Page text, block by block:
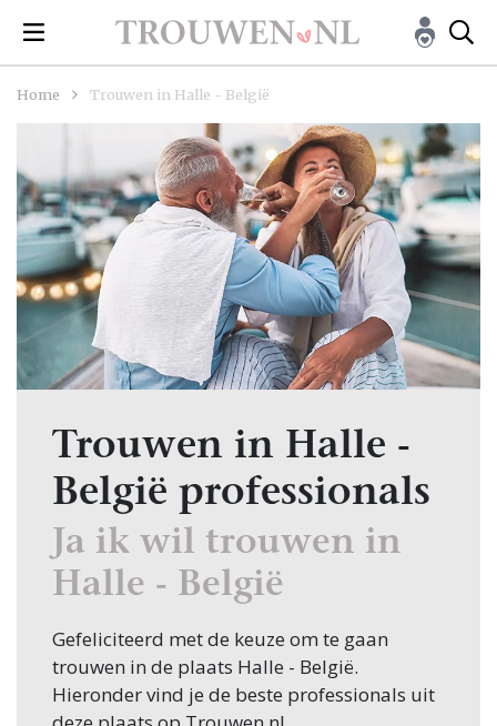
Home Trouwen in Halle - België
Trouwen in Halle -
België professionals
Ja ik wil trouwen in
Halle - België
Gefeliciteerd met de keuze om te gaan
trouwen in de plaats Halle - België.
Hieronder vind je de beste professionals uit